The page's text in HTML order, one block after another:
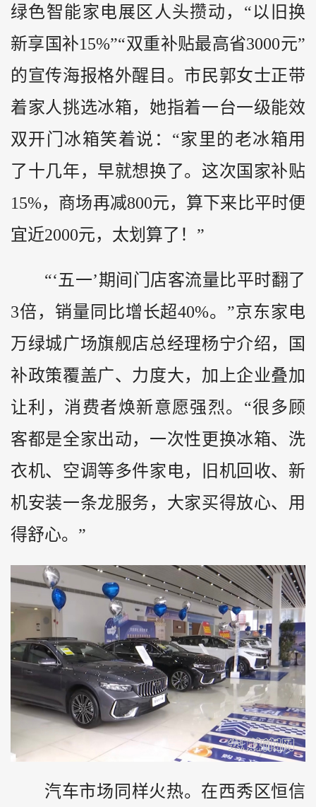
绿色智能家电展区人头攒动，“以旧换
新享国补15%”“双重补贴最高省3000元”
的宣传海报格外醒目。市民郭女士正带
着家人挑选冰箱，她指着一台一级能效
双开门冰箱笑着说：“家里的老冰箱用
了十几年，早就想换了。这次国家补贴
15%，商场再减800元，算下来比平时便
宜近2000元，太划算了！”
“‘五一’期间门店客流量比平时翻了
3倍，销量同比增长超40%。”京东家电
万绿城广场旗舰店总经理杨宁介绍，国
补政策覆盖广、力度大，加上企业叠加
让利，消费者焕新意愿强烈。“很多顾
客都是全家出动，一次性更换冰箱、洗
衣机、空调等多件家电，旧机回收、新
机安装一条龙服务，大家买得放心、用
得舒心。”
汽车市场同样火热。在西秀区恒信